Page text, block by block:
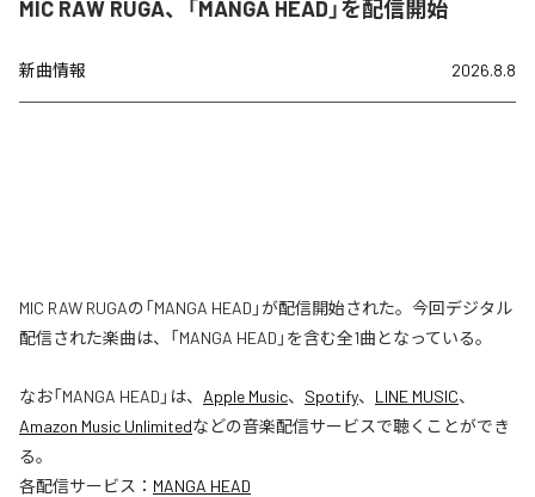
MIC RAW RUGA、「MANGA HEAD」を配信開始
新曲情報 2026.8.8
MIC RAW RUGAの「MANGA HEAD」が配信開始された。今回デジタル
配信された楽曲は、「MANGA HEAD」を含む全1曲となっている。
なお「MANGA HEAD 」は、 Apple Music、 Spotify、 LINE MUSIC、
Amazon Music Unlimitedなどの音楽配信サービスで聴くことができ
る。
各配信サービス： MANGA HEAD